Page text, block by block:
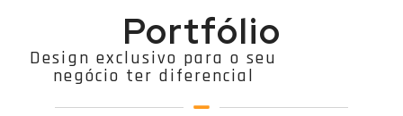
Portfólio
Design exclusivo para o seu
negócio ter diferencial